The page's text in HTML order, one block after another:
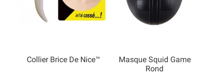
Collier Brice De Nice™
Masque Squid Game
Rond